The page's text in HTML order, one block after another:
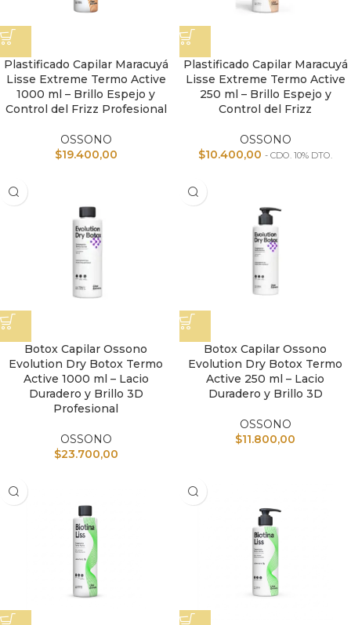
Plastificado Capilar Maracuyá
Lisse Extreme Termo Active
1000 ml – Brillo Espejo y
Control del Frizz Profesional
OSSONO
$19.400,00
Plastificado Capilar Maracuyá
Lisse Extreme Termo Active
250 ml – Brillo Espejo y
Control del Frizz
OSSONO
$10.400,00 - CDO. 10% DTO.
Botox Capilar Ossono
Evolution Dry Botox Termo
Active 1000 ml – Lacio
Duradero y Brillo 3D
Profesional
OSSONO
$23.700,00
Botox Capilar Ossono
Evolution Dry Botox Termo
Active 250 ml – Lacio
Duradero y Brillo 3D
OSSONO
$11.800,00